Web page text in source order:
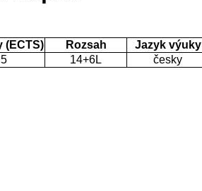
(ECTS) Rozsah
Jazyk výuky
5 14+6L česky